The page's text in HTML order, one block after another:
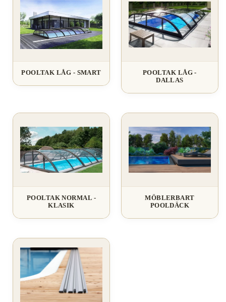
POOLTAK LÅG - SMART
POOLTAK LÅG -
DALLAS
POOLTAK NORMAL -
KLASIK
MÖBLERBART
POOLDÄCK